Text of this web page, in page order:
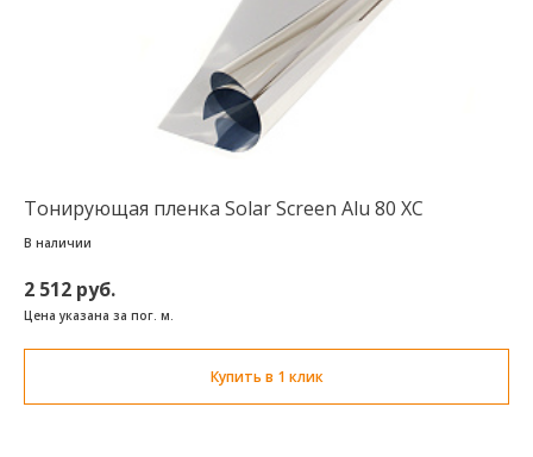
Тонирующая пленка Solar Screen Alu 80 XC
В наличии
2 512 руб.
Цена указана за пог. м.
Купить в 1 клик